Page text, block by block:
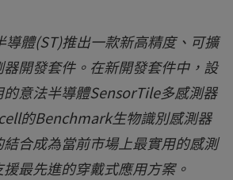
導體(ST)推出一款新高精度、可擴
開發套件。在新開發套件中，設
意法半導體SensorTile多感測器
的Benchmark生物識別感測器
合成為當前市場上最實用的感測
最先進的穿戴式應用方案。